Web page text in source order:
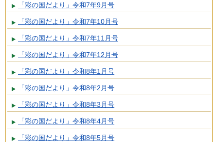
「彩の国だより」令和7年9月号
「彩の国だより」令和7年10月号
「彩の国だより」令和7年11月号
「彩の国だより」令和7年12月号
「彩の国だより」令和8年1月号
「彩の国だより」令和8年2月号
「彩の国だより」令和8年3月号
「彩の国だより」令和8年4月号
「彩の国だより」令和8年5月号